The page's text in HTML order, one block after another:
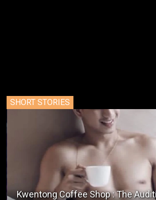
SHORT STORIES
Ang Tindahan Ni Mang Peter